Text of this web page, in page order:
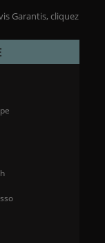
Garantis, cliquez